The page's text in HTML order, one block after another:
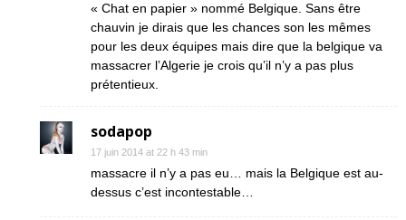
« Chat en papier » nommé Belgique. Sans être
chauvin je dirais que les chances son les mêmes
pour les deux équipes mais dire que la belgique va
massacrer l’Algerie je crois qu’il n’y a pas plus
prétentieux.
sodapop
17 juin 2014 at 22 h 43 min
massacre il n’y a pas eu… mais la Belgique est au-
dessus c’est incontestable…